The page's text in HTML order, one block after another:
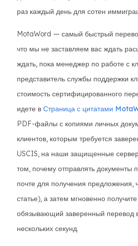
раз каждый день для сотен
MotaWord — самый быстрый
что мы не заставляем вас ждать
ждать, пока менеджер по работе с
представитель службы поддержки
стоимость сертифицированного
идете в Страница с цитатами
PDF-файлы с копиями личных
клиентов, которым требуется
USCIS, на наши защищенные
том, почему отправлять документы
почте для получения предложения,
статье), а затем мгновенно
обязывающий заверенный перевод
нескольких секунд.